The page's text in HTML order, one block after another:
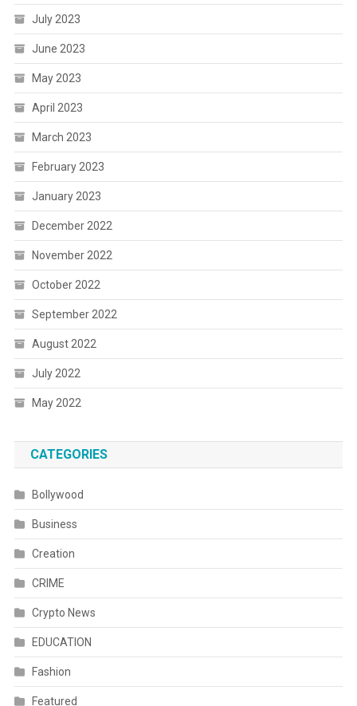
July 2023
June 2023
May 2023
April 2023
March 2023
February 2023
January 2023
December 2022
November 2022
October 2022
September 2022
August 2022
July 2022
May 2022
CATEGORIES
Bollywood
Business
Creation
CRIME
Crypto News
EDUCATION
Fashion
Featured